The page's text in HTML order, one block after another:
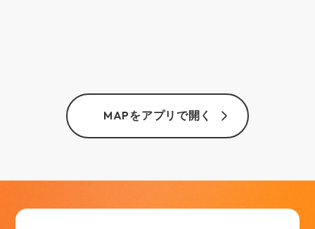
MAPをアプリで開く